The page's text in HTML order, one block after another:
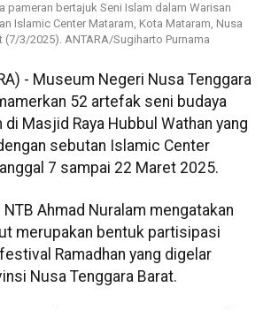
pameran bertajuk Seni Islam dalam Warisan
Islamic Center Mataram, Kota Mataram, Nusa
(7/3/2025). ANTARA/Sugiharto Purnama
- Museum Negeri Nusa Tenggara
52 artefak seni budaya
Masjid Raya Hubbul Wathan yang
sebutan Islamic Center
7 sampai 22 Maret 2025.
Ahmad Nuralam mengatakan
merupakan bentuk partisipasi
Ramadhan yang digelar
Nusa Tenggara Barat.